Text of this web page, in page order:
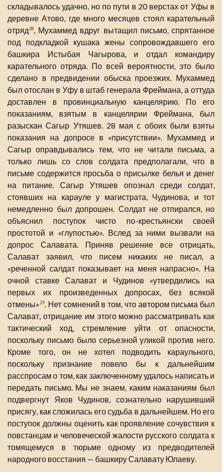
складывалось удачно, но по пути в 20 верстах от Уфы в
деревне Атово, где много месяцев стоял карательный
отряд28, Мухаммед вдруг вытащил письмо, спрятанное
под подкладкой кушака жены сопровождавшего его
башкира Истыбая Чагырова, и отдал командиру
карательного отряда. По всей вероятности, это было
сделано в предвидении обыска проезжих. Мухаммед
был отослан в Уфу в штаб генерала Фреймана, а оттуда
доставлен в провинциальную канцелярию. По его
показаниям, взятым в канцелярии Фреймана, был
разыскан Сагыр Утяшев. 28 мая с обоих были взяты
показания на допросе в «присутствии». Мухаммед и
Сагыр оправдывались тем, что не читали письма, а
только лишь со слов солдата предполагали, что в
письме содержится просьба о присылке белья и денег
на питание. Сагыр Утяшев опознал среди солдат,
стоявших на карауле у магистрата, Чудинова, и тот
немедленно был допрошен. Солдат не отпирался, но
объяснил поступок чисто по-крестьянски своей
простотой и «глупостью». Вслед за ними вызвали на
допрос Салавата. Приняв решение все отрицать,
Салават заявил, что писем никаких не писал, а
«реченной салдат показывает на меня напрасно». На
очной ставке Салават и Чудинов «утвердились на
первых их произведенных допросах, без всякой
отмены»29. Нет сомнений в том, что автором письма был
Салават, отрицание им этого можно рассматривать как
тактический ход, стремление уйти от опасности,
поскольку письмо было серьезной уликой против него.
Кроме того, он не хотел подводить караульного,
поскольку признание повело бы к дальнейшим
расспросам о том, как заключенному удалось написать и
передать письмо. Мы не знаем, каким наказаниям был
подвергнут Яков Чудинов, сознательно нарушивший
присягу, как сложилась его судьба в дальнейшем. Но его
поступок должны оценить как проявление сочувствия к
повстанцам и человеческой жалости русского солдата к
томящемуся в тюрьме одному из предводителей
народного восстания — башкиру Салавату Юлаеву.